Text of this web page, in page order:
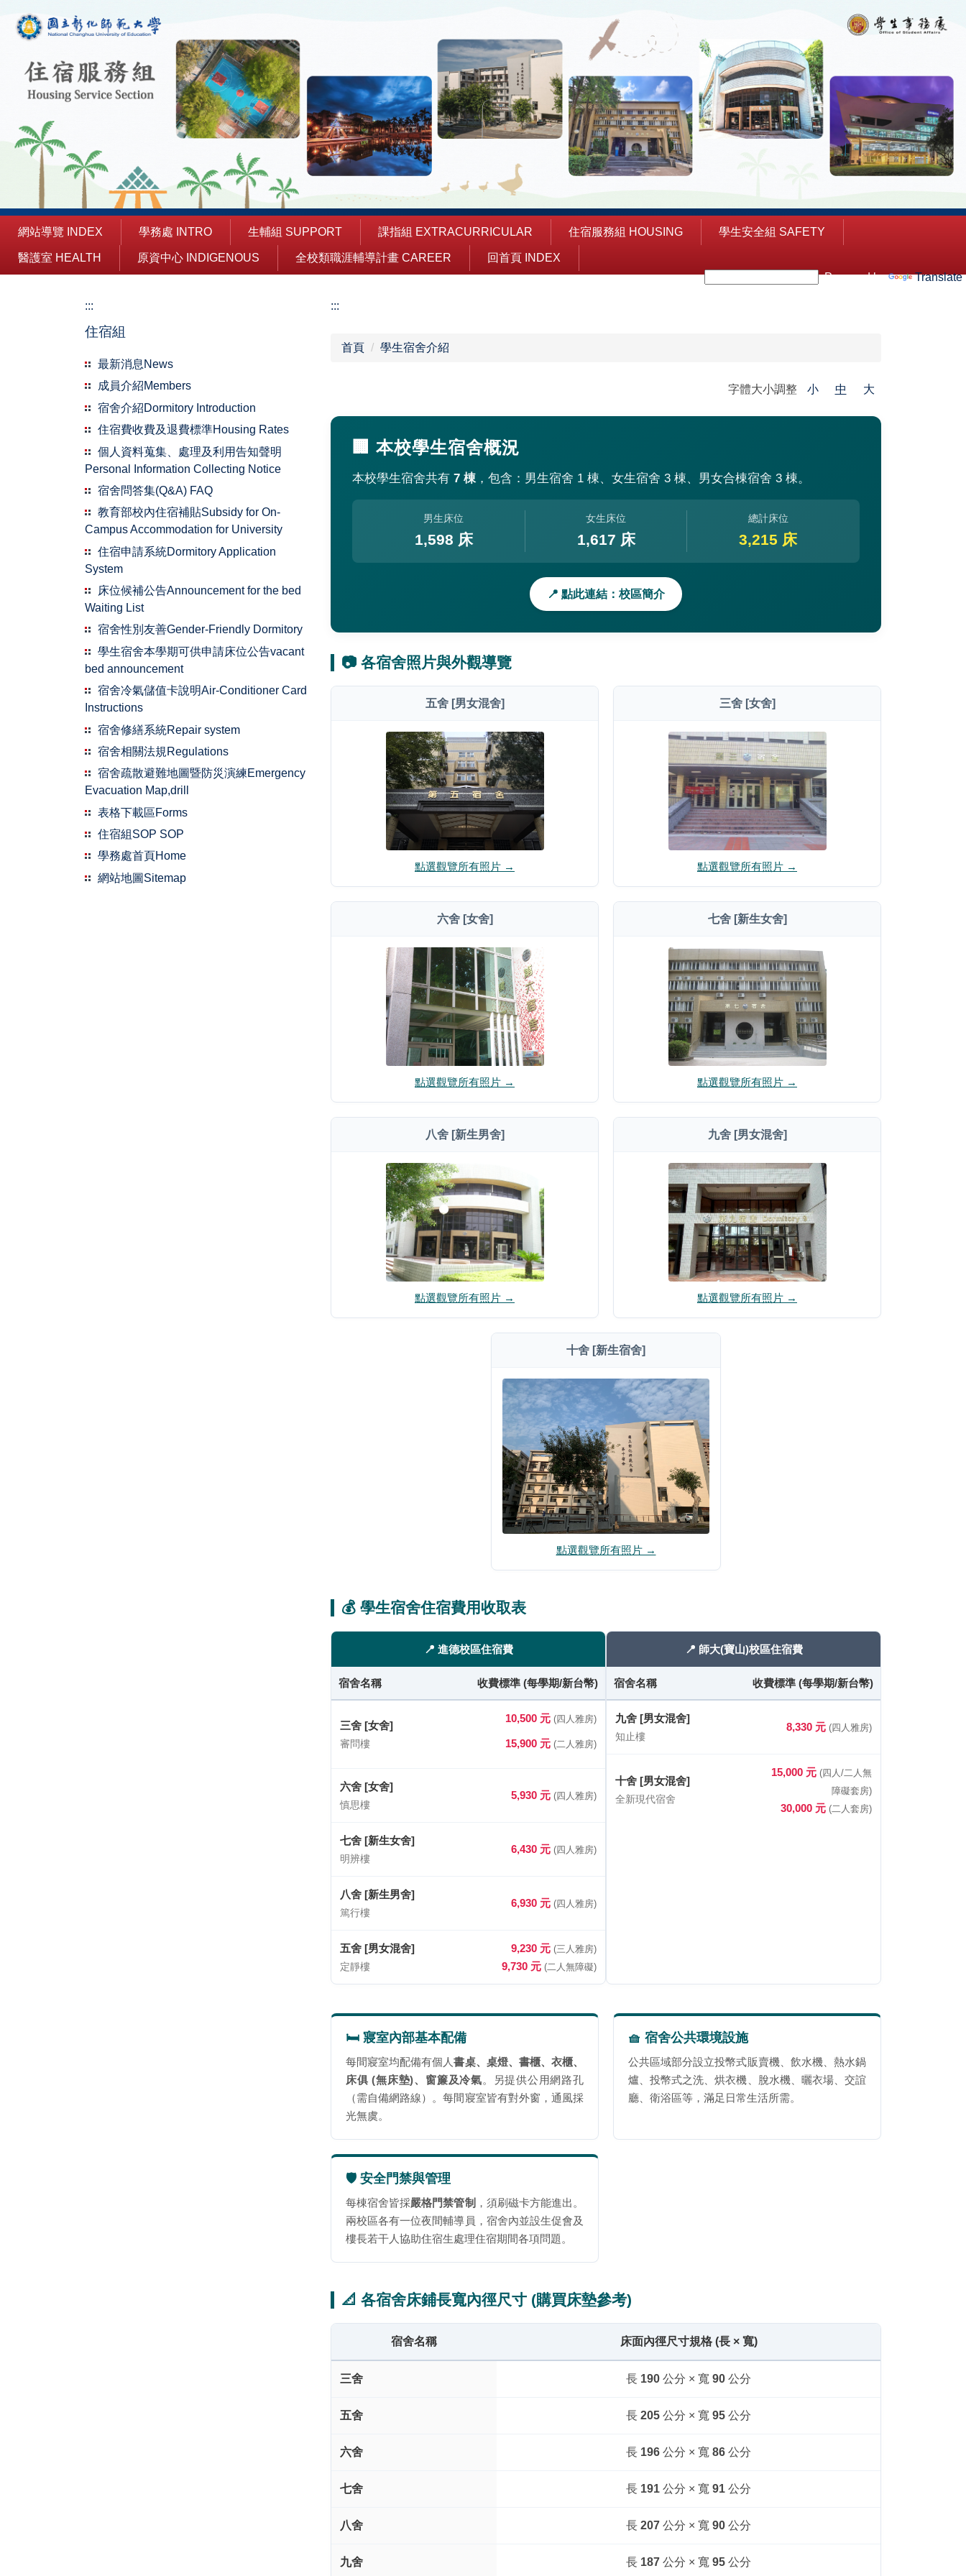
到
網站導覽 INDEX 學務處 INTRO 生輔組 SUPPORT 課指組 EXTRACURRICULAR 住宿服務組 HOUSING 學生安全組 SAFETY
醫護室 HEALTH 原資中心 INDIGENOUS 全校類職涯輔導計畫 CAREER
回首頁 INDEX
Powered by
Translate
:::
住宿組
最新消息News
成員介紹Members
宿舍介紹Dormitory Introduction
住宿費收費及退費標準Housing Rates
個人資料蒐集、處理及利用告知聲明
Personal Information Collecting Notice
宿舍問答集(Q&A) FAQ
教育部校內住宿補貼Subsidy for On-
Campus Accommodation for University
住宿申請系統Dormitory Application
System
床位候補公告Announcement for the bed
Waiting List
宿舍性別友善Gender-Friendly Dormitory
學生宿舍本學期可供申請床位公告vacant
bed announcement
宿舍冷氣儲值卡說明Air-Conditioner Card
Instructions
宿舍修繕系統Repair system
宿舍相關法規Regulations
宿舍疏散避難地圖暨防災演練Emergency
Evacuation Map,drill
表格下載區Forms
住宿組SOP SOP
學務處首頁Home
網站地圖Sitemap
:::
首頁 學生宿舍介紹
字體大小調整 小 中 大
🏢 本校學生宿舍概況
本校學生宿舍共有 7 棟，包含：男生宿舍 1 棟、女生宿舍 3 棟、男女合棟宿舍 3 棟。
男生床位
1,598 床
女生床位
1,617 床
總計床位
3,215 床
📍 點此連結：校區簡介
📷 各宿舍照片與外觀導覽
五舍 [男女混舍]
點選觀覽所有照片 →
三舍 [女舍]
點選觀覽所有照片 →
六舍 [女舍]
點選觀覽所有照片 →
七舍 [新生女舍]
點選觀覽所有照片 →
八舍 [新生男舍]
點選觀覽所有照片 →
九舍 [男女混舍]
點選觀覽所有照片 →
十舍 [新生宿舍]
點選觀覽所有照片 →
💰 學生宿舍住宿費用收取表
📍 進德校區住宿費
宿舍名稱 收費標準 (每學期/新台幣)
三舍 [女舍]
審問樓
10,500 元 (四人雅房)
15,900 元 (二人雅房)
六舍 [女舍]
慎思樓
5,930 元 (四人雅房)
七舍 [新生女舍]
明辨樓
6,430 元 (四人雅房)
八舍 [新生男舍]
篤行樓
6,930 元 (四人雅房)
五舍 [男女混舍]
定靜樓
9,230 元 (三人雅房)
9,730 元 (二人無障礙)
📍 師大(寶山)校區住宿費
宿舍名稱 收費標準 (每學期/新台幣)
九舍 [男女混舍]
知止樓
8,330 元 (四人雅房)
十舍 [男女混舍]
全新現代宿舍
15,000 元 (四人/二人無
障礙套房)
30,000 元 (二人套房)
🛏️ 寢室內部基本配備
每間寢室均配備有個人書桌、桌燈、書櫃、衣櫃、
床俱 (無床墊)、窗簾及冷氣。另提供公用網路孔
（需自備網路線）。每間寢室皆有對外窗，通風採
光無虞。
🧺 宿舍公共環境設施
公共區域部分設立投幣式販賣機、飲水機、熱水鍋
爐、投幣式之洗、烘衣機、脫水機、曬衣場、交誼
廳、衛浴區等，滿足日常生活所需。
🛡️ 安全門禁與管理
每棟宿舍皆採嚴格門禁管制 ，須刷磁卡方能進出。
兩校區各有一位夜間輔導員，宿舍內並設生促會及
樓長若干人協助住宿生處理住宿期間各項問題。
📐 各宿舍床鋪長寬內徑尺寸 (購買床墊參考)
宿舍名稱 床面內徑尺寸規格 (長 × 寬)
三舍 長 190 公分 × 寬 90 公分
五舍 長 205 公分 × 寬 95 公分
六舍 長 196 公分 × 寬 86 公分
七舍 長 191 公分 × 寬 91 公分
八舍 長 207 公分 × 寬 90 公分
九舍 長 187 公分 × 寬 95 公分